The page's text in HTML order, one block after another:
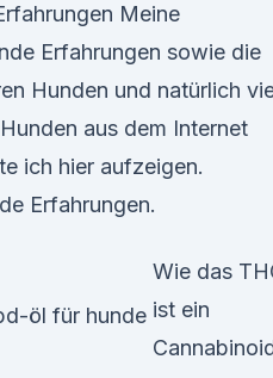
Meine
Erfahrungen sowie die
Hunden und natürlich
aus dem Internet
ich hier aufzeigen.
Erfahrungen.
Wie das
ist ein